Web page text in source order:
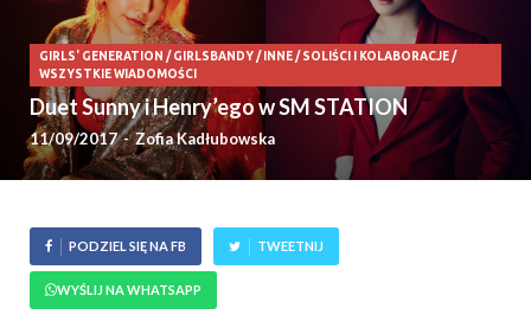
GIRLS' GENERATION /GIRLSBANDY/ INNE/SOLIŚCI I KOLABORACJE/
WSZYSTKIE WIADOMOŚCI
Duet Sunny i Henry’ego w SM STATION
11/09/2017-Zofia Kadłubowska
PODZIEL SIĘ NA FB TWEETNIJ
WYŚLIJ NA WHATSAPP